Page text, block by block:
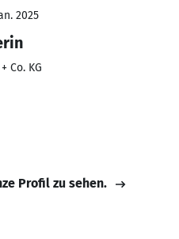
2025
Co. KG
Profil zu sehen.